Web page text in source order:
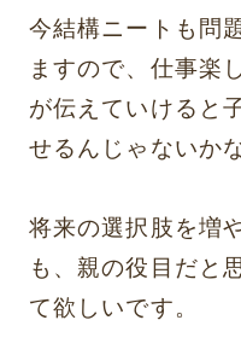
今結構ニートも問
ますので、仕事楽
が伝えていけると
せるんじゃないか
将来の選択肢を増
も、親の役目だと
て欲しいです。